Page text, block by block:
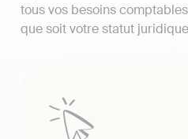
tous vos besoins
que soit votre statut